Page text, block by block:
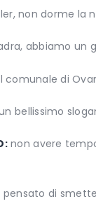
non dorme
abbiamo un
comunale di
bellissimo
non avere
di